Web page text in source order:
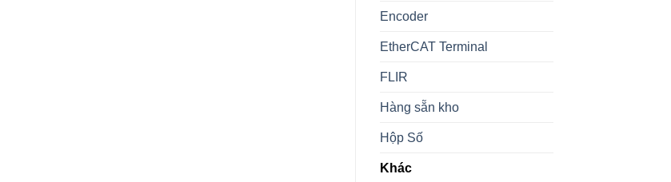
Encoder
EtherCAT Terminal
FLIR
Hàng sẵn kho
Hộp Số
Khác